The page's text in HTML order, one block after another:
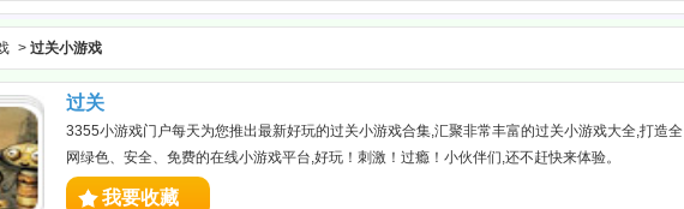
> 过关小游戏
过关
3355小游戏门户每天为您推出最新好玩的过关小游戏合集,汇聚非常丰富的过关小游戏大全,打造全
网绿色、安全、免费的在线小游戏平台,好玩！刺激！过瘾！小伙伴们,还不赶快来体验。
我要收藏